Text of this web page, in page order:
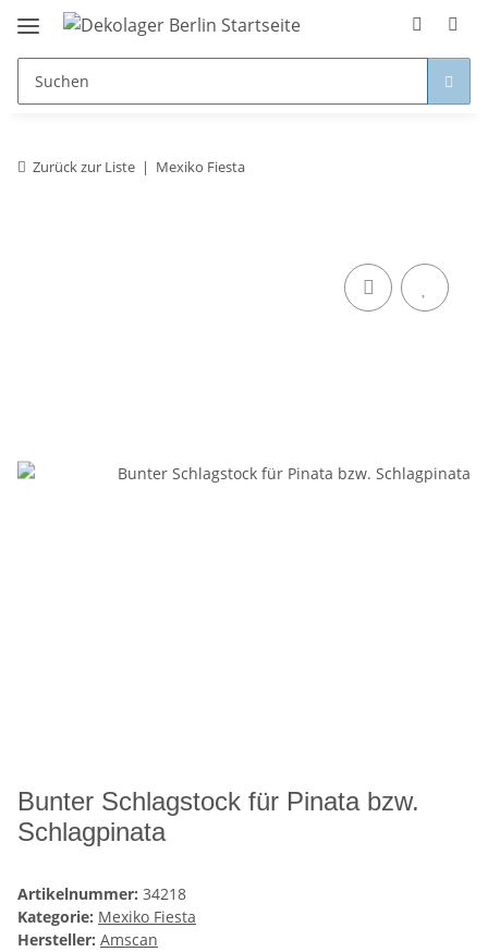
Zurück zur Liste Mexiko Fiesta
Bunter Schlagstock für Pinata bzw.
Schlagpinata
Artikelnummer: 34218
Kategorie: Mexiko Fiesta
Hersteller: Amscan